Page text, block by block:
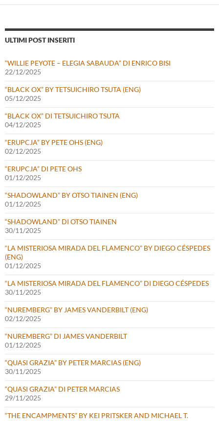
ULTIMI POST INSERITI
“WILLIE PEYOTE – ELEGIA SABAUDA” DI ENRICO BISI
22/12/2025
“BLACK OX” BY TETSUICHIRO TSUTA (ENG)
05/12/2025
“BLACK OX” DI TETSUICHIRO TSUTA
04/12/2025
“ERUPCJA” BY PETE OHS (ENG)
02/12/2025
“ERUPCJA” DI PETE OHS
01/12/2025
“SHADOWLAND” BY OTSO TIAINEN (ENG)
01/12/2025
“SHADOWLAND” DI OTSO TIAINEN
30/11/2025
“LA MISTERIOSA MIRADA DEL FLAMENCO” BY DIEGO CÉSPEDES
(ENG)
01/12/2025
“LA MISTERIOSA MIRADA DEL FLAMENCO” DI DIEGO CÉSPEDES
30/11/2025
“NUREMBERG” BY JAMES VANDERBILT (ENG)
02/12/2025
“NUREMBERG” DI JAMES VANDERBILT
01/12/2025
“QUASI GRAZIA” BY PETER MARCIAS (ENG)
30/11/2025
“QUASI GRAZIA” DI PETER MARCIAS
29/11/2025
“THE ENCAMPMENTS” BY KEI PRITSKER AND MICHAEL T.